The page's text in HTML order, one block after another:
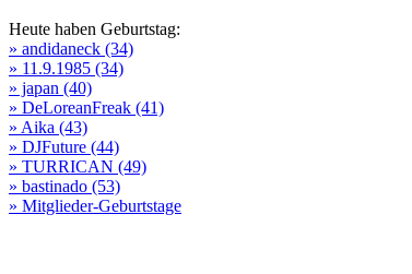
Heute haben Geburtstag:
» andidaneck (34)
» 11.9.1985 (34)
» japan (40)
» DeLoreanFreak (41)
» Aika (43)
» DJFuture (44)
» TURRICAN (49)
» bastinado (53)
» Mitglieder-Geburtstage